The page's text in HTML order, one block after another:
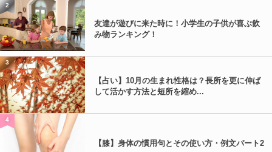
2
友達が遊びに来た時に！小学生の子供が喜ぶ飲
み物ランキング！
3
【占い】10月の生まれ性格は？長所を更に伸ば
して活かす方法と短所を縮め...
4
【膝】身体の慣用句とその使い方・例文パート2